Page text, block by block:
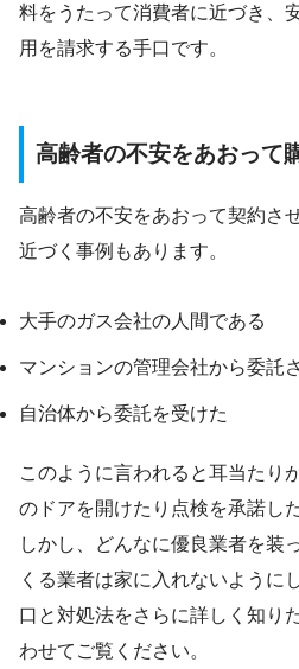
料をうたって消費者に近づき、
用を請求する手口です。
高齢者の不安をあおって
高齢者の不安をあおって契約さ
近づく事例もあります。
大手のガス会社の人間である
マンションの管理会社から委託
自治体から委託を受けた
このように言われると耳当たり
のドアを開けたり点検を承諾し
しかし、どんなに優良業者を装
くる業者は家に入れないように
口と対処法をさらに詳しく知り
わせてご覧ください。